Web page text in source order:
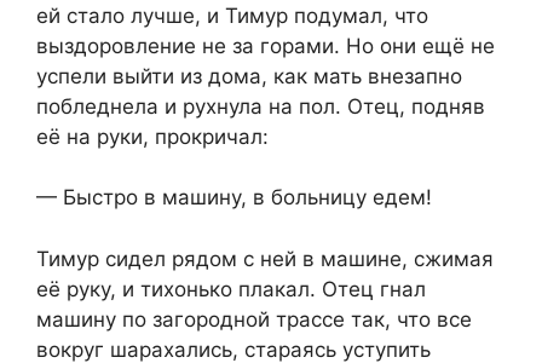
ей стало лучше, и Тимур подумал, что
выздоровление не за горами. Но они ещё не
успели выйти из дома, как мать внезапно
побледнела и рухнула на пол. Отец, подняв
её на руки, прокричал:
— Быстро в машину, в больницу едем!
Тимур сидел рядом с ней в машине, сжимая
её руку, и тихонько плакал. Отец гнал
машину по загородной трассе так, что все
вокруг шарахались, стараясь уступить